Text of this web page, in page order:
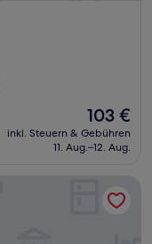
Der
Preis
beträgt
103 €
inkl. Steuern & Gebühren
11. Aug.–12. Aug.